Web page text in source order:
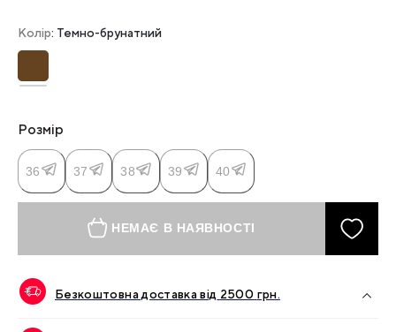
Колір: Темно-брунатний
Розмір
36 37 38 39 40
НЕМАЄ В НАЯВНОСТІ
Безкоштовна доставка від 2500 грн.